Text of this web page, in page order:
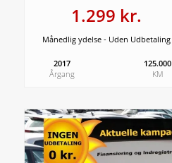
1.299 kr.
Månedlig ydelse - Uden Udbetaling
2017
Årgang
125.000
KM